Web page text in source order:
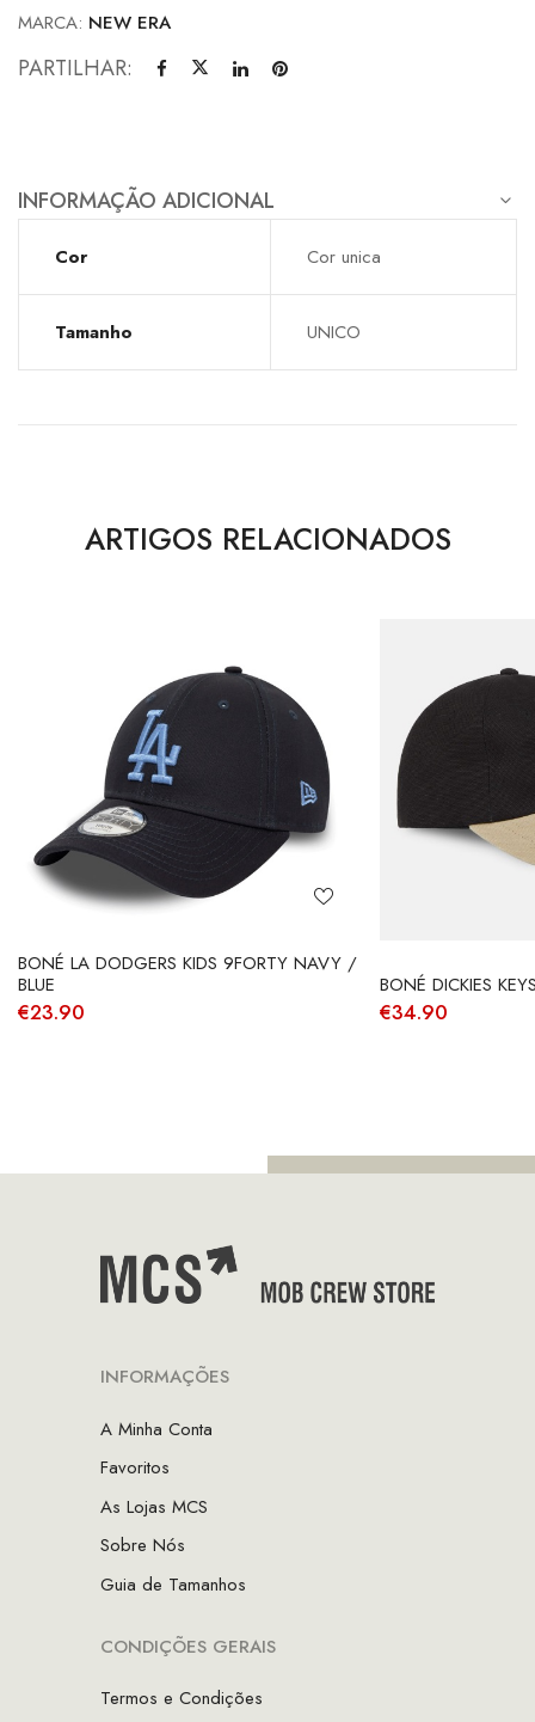
MARCA: NEW ERA
PARTILHAR:
INFORMAÇÃO ADICIONAL
Cor Cor unica
Tamanho UNICO
ARTIGOS RELACIONADOS
BONÉ LA DODGERS KIDS 9FORTY NAVY /
BLUE
€23.90
BONÉ DICKIES
€34.90
INFORMAÇÕES
A Minha Conta
Favoritos
As Lojas MCS
Sobre Nós
Guia de Tamanhos
CONDIÇÕES GERAIS
Termos e Condições